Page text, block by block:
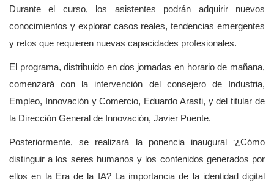
Durante el curso, los asistentes podrán adquirir nuevos
conocimientos y explorar casos reales, tendencias emergentes
y retos que requieren nuevas capacidades profesionales.
El programa, distribuido en dos jornadas en horario de mañana,
comenzará con la intervención del consejero de Industria,
Empleo, Innovación y Comercio, Eduardo Arasti, y del titular de
la Dirección General de Innovación, Javier Puente.
Posteriormente, se realizará la ponencia inaugural ‘¿Cómo
distinguir a los seres humanos y los contenidos generados por
ellos en la Era de la IA? La importancia de la identidad digital